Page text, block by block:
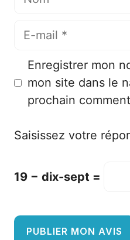
E-
Enregistrer mon
mon site dans le
prochain
Saisissez votre
19 − dix-sept =